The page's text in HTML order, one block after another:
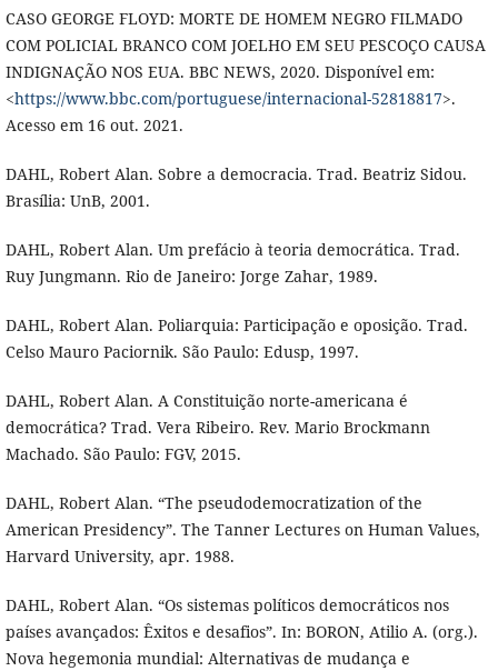
CASO GEORGE FLOYD: MORTE DE HOMEM NEGRO FILMADO
COM POLICIAL BRANCO COM JOELHO EM SEU PESCOÇO CAUSA
INDIGNAÇÃO NOS EUA. BBC NEWS, 2020. Disponível em:
<https://www.bbc.com/portuguese/internacional-52818817>.
Acesso em 16 out. 2021.
DAHL, Robert Alan. Sobre a democracia. Trad. Beatriz Sidou.
Brasília: UnB, 2001.
DAHL, Robert Alan. Um prefácio à teoria democrática. Trad.
Ruy Jungmann. Rio de Janeiro: Jorge Zahar, 1989.
DAHL, Robert Alan. Poliarquia: Participação e oposição. Trad.
Celso Mauro Paciornik. São Paulo: Edusp, 1997.
DAHL, Robert Alan. A Constituição norte-americana é
democrática? Trad. Vera Ribeiro. Rev. Mario Brockmann
Machado. São Paulo: FGV, 2015.
DAHL, Robert Alan. “The pseudodemocratization of the
American Presidency”. The Tanner Lectures on Human Values,
Harvard University, apr. 1988.
DAHL, Robert Alan. “Os sistemas políticos democráticos nos
países avançados: Êxitos e desafios”. In: BORON, Atilio A. (org.).
Nova hegemonia mundial: Alternativas de mudança e